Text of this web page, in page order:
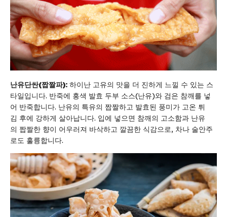
난유단싼(짭짤파): 하이난 고유의 맛을 더 진하게 느낄 수 있는 스
타일입니다. 반죽에 홍색 발효 두부 소스(난유)와 검은 참깨를 넣
어 반죽합니다. 난유의 특유의 짭짤하고 발효된 풍미가 고온 튀
김 후에 강하게 살아납니다. 입에 넣으면 참깨의 고소함과 난유
의 짭짤한 향이 어우러져 바삭하고 깔끔한 식감으로, 차나 술안주
로도 훌륭합니다.